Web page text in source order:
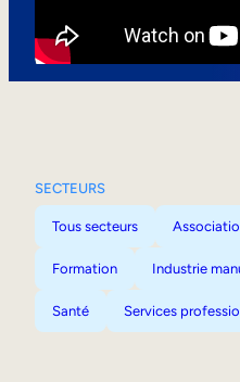
SECTEURS
Tous secteurs
Formation Industrie
Santé Services